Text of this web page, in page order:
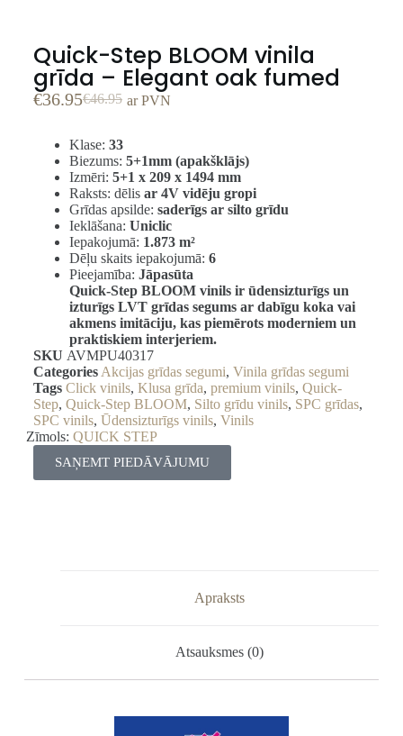
Quick-Step BLOOM vinila
grīda – Elegant oak fumed
€46.95
€36.95 ar PVN
Klase: 33
Biezums: 5+1mm (apakšklājs)
Izmēri: 5+1 x 209 x 1494 mm
Raksts: dēlis ar 4V vidēju gropi
Grīdas apsilde: saderīgs ar silto grīdu
Ieklāšana: Uniclic
Iepakojumā: 1.873 m²
Dēļu skaits iepakojumā: 6
Pieejamība: Jāpasūta
Quick-Step BLOOM vinils ir ūdensizturīgs un
izturīgs LVT grīdas segums ar dabīgu koka vai
akmens imitāciju, kas piemērots moderniem un
praktiskiem interjeriem.
SKU AVMPU40317
Categories Akcijas grīdas segumi, Vinila grīdas segumi
Tags Click vinils, Klusa grīda, premium vinils, Quick-
Step, Quick-Step BLOOM, Silto grīdu vinils, SPC grīdas,
SPC vinils, Ūdensizturīgs vinils, Vinils
Zīmols: QUICK STEP
SAŅEMT PIEDĀVĀJUMU
Apraksts
Atsauksmes (0)